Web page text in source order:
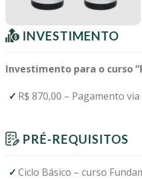
INVESTIMENTO
Investimento para o curso
R$ 870,00 – Pagamento
PRÉ-REQUISITOS
Ciclo Básico – curso